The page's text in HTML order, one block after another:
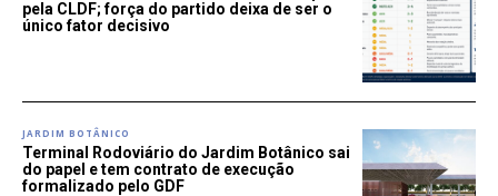
pela CLDF; força do partido deixa de ser o
único fator decisivo
JARDIM BOTÂNICO
Terminal Rodoviário do Jardim Botânico sai
do papel e tem contrato de execução
formalizado pelo GDF